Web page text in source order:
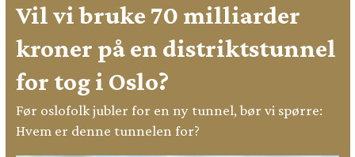
Vil vi bruke 70 milliarder
kroner på en distriktstunnel
for tog i Oslo?
Før oslofolk jubler for en ny tunnel, bør vi spørre:
Hvem er denne tunnelen for?